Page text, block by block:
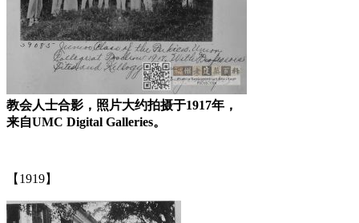
教会人士合影，照片大约拍摄于1917年，
来自UMC Digital Galleries。
【1919】